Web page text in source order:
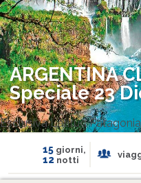
ARGENTINA
Speciale 23
Esclusiva Latitud Patagonia
15giorni,
12 notti